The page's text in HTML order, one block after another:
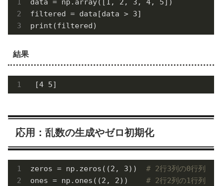
data = np.array([ 1 , 2 , 3 , 4, 5 ])
filtered = data[data > 3]
print(filtered)
結果
[4 5]
応用：乱数の生成やゼロ初期化
zeros = np.zeros((2 , 3)) # 2行3列の0行列
ones = np.ones((2 , 2)) # 2行2列の1行列